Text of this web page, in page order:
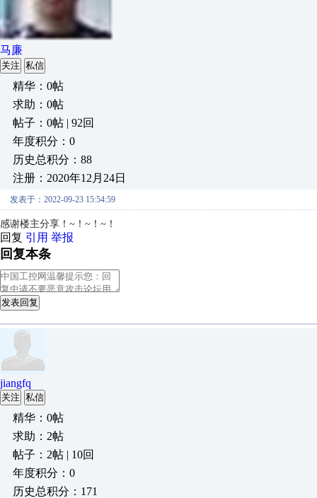
马廉
关注 私信
精华：0帖
求助：0帖
帖子：0帖 | 92回
年度积分：0
历史总积分：88
注册：2020年12月24日
发表于：2022-09-23 15:54:59
感谢楼主分享！~！~！~！
回复 引用 举报
回复本条
发表回复
jiangfq
关注 私信
精华：0帖
求助：2帖
帖子：2帖 | 10回
年度积分：0
历史总积分：171